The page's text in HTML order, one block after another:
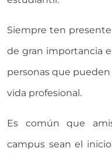
Siempre ten
de gran importancia
personas que
vida profesional.
Es común que
campus sean el